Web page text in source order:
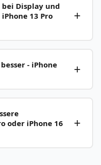
Display und
13 Pro
- iPhone
oder iPhone 16